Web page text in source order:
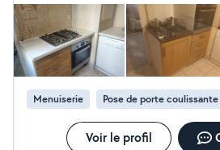
soigné, très bien équipé avec tous les outils
gentil ! Très bon rapport qualité prix. Je
Menuiserie Pose de porte coulissante
Voir le profil